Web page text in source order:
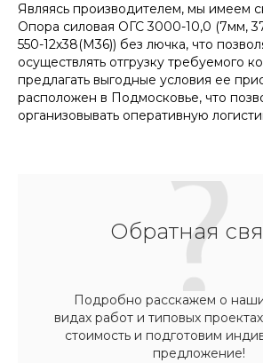
Являясь производителем, мы имеем
Опора силовая ОГС 3000-10,0 (7мм,
550-12х38(М36)) без лючка, что
осуществлять отгрузку требуемого
предлагать выгодные условия ее
расположен в Подмосковье, что
организовывать оперативную
Обратная
Подробно расскажем о
видах работ и типовых
стоимость и подготовим
предложение!